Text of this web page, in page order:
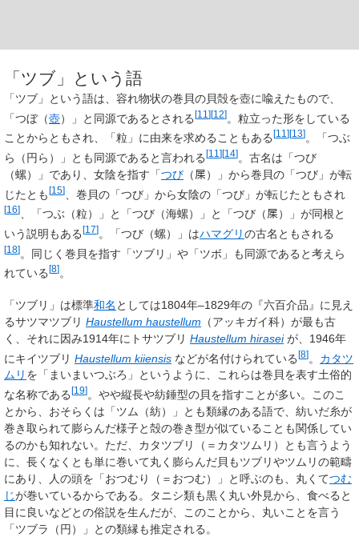
「ツブ」という語
「ツブ」という語は、容れ物状の巻貝の貝殻を壺に喩えたもので、
「つぼ（壺）」と同源であるとされる[11 ][12]。粒立った形をしている
ことからともされ、「粒」に由来を求めることもある [11 ][13] 。「つぶ
ら（円ら）」とも同源であると言われる[11 ][14]。古名は「つび
（螺）」であり、女陰を指す「つび （𡱖）」から巻貝の「つび」が転
じたとも[15] 、巻貝の「つび」から女陰の「つび」が転じたともされ
[16]
、「つぶ（粒）」と「つび（海螺）」と「つび（𡱖）」が同根と
いう説明もある[17]。「つび（螺）」はハマグリの古名ともされる
[18]。同じく巻貝を指す「ツブリ」や「ツボ」も同源であると考えら
れている [8] 。
「ツブリ」は標準和名 としては1804年–1829年の『六百介品』に見え
るサツマツブリ Haustellum haustellum （アッキガイ科）が最も古
く、それに因み1914年にトサツブリ Haustellum hiraseiが、1946年
にキイツブリ Haustellum kiiensis などが名付けられている[8]
カタツ
ムリ を「まいまいつぶろ」というように、これらは巻貝を表す土俗的
な名称である [19] 。やや縦長や紡錘型の貝を指すことが多い。このこ
とから、おそらくは「ツム（紡）」とも類縁のある語で、紡いだ糸が
巻き取られて膨らんだ様子と殻の巻き型が似ていることも関係してい
るのかも知れない。ただ、カタツブリ
（＝カタツムリ）とも言うよう
に、長くなくとも単に巻いて丸く膨らんだ貝もツブリやツムリの範疇
にあり、人の頭を「おつむり（＝おつむ）」と呼ぶのも、丸くてつむ
じが巻いているからである。タニシ類も黒く丸い外見から、食べると
目に良いなどとの俗説を生んだが、このことから、丸いことを言う
「ツブラ（円）」との類縁も推定される。